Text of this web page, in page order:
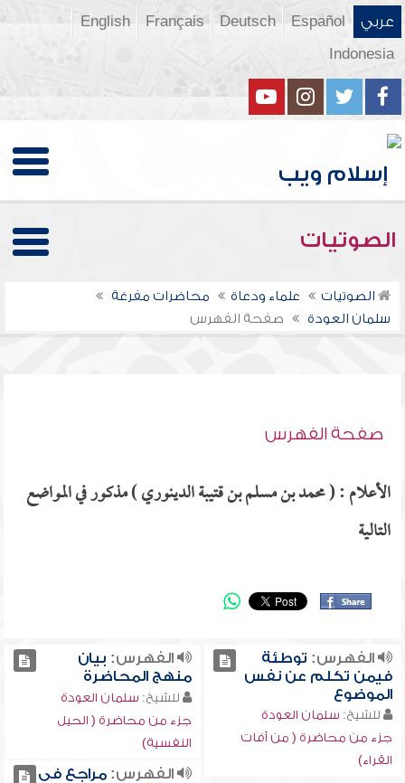
عربي Español
Deutsch
Français
English
Indonesia
الصوتيات
الصوتيات علماء ودعاة
محاضرات مفرغة
سلمان العودة
صفحة الفهرس
صفحة الفهرس
الأعلام : ( محمد بن مسلم بن قتيبة الدينوري ) مذكور في المواضع
التالية
الفهرس: توطئة
فيمن تكلم عن نفس
الموضوع
للشيخ: سلمان العودة
جزء من محاضرة ( من آفات
القراء)
الفهرس: بيان
منهج المحاضرة
للشيخ: سلمان العودة
جزء من محاضرة ( الحيل
النفسية)
الفهرس:مراجع في